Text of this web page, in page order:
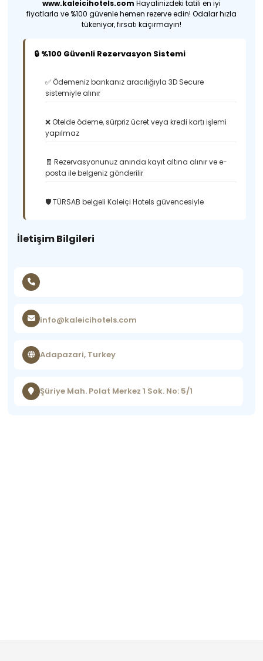
www.kaleicihotels.com Hayalinizdeki tatili en iyi
fiyatlarla ve %100 güvenle hemen rezerve edin! Odalar hızla
tükeniyor, fırsatı kaçırmayın!
🔒 %100 Güvenli Rezervasyon Sistemi
✅ Ödemeniz bankanız aracılığıyla 3D Secure
sistemiyle alınır
❌ Otelde ödeme, sürpriz ücret veya kredi kartı işlemi
yapılmaz
🧾 Rezervasyonunuz anında kayıt altına alınır ve e-
posta ile belgeniz gönderilir
🛡️ TÜRSAB belgeli Kaleiçi Hotels güvencesiyle
İletişim Bilgileri
info@kaleicihotels.com
Adapazari, Turkey
Şüriye Mah. Polat Merkez 1 Sok. No: 5/1